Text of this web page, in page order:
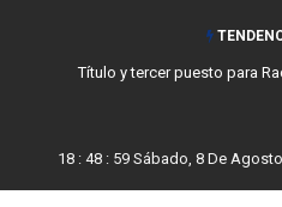
Título y tercer puesto para
18 : 49 : 00 Sábado, 8 De